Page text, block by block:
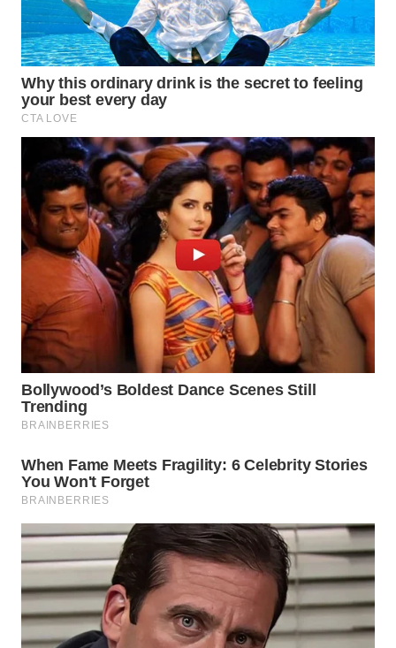
PURWAKARTA
WN
PRIANGAN
TIMUR
WN
SEMARANG
WN
SOLO
WN
BOROBUDUR
WN
MADURA
WN
SURABAYA
WN
NATUNA
WN
WN
MANDALIKA